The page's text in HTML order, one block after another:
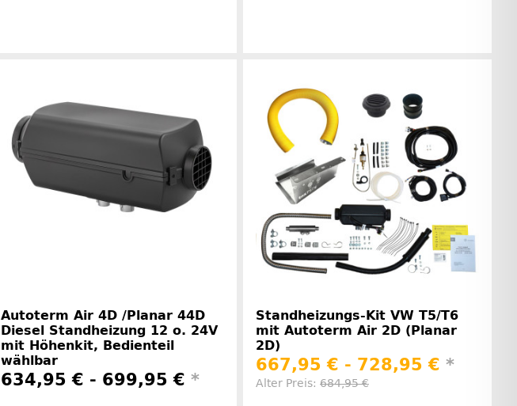
Herstellerinformationen
Autoterm Air 4D /Planar 44D
Diesel Standheizung 12 o. 24V
mit Höhenkit, Bedienteil
wählbar
634,95 € - 699,95 € *
Standheizungs-Kit VW T5/T6
mit Autoterm Air 2D (Planar
2D)
667,95 € - 728,95 € *
Alter Preis: 684,95 €